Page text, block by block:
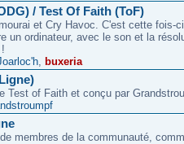
/ Test Of Faith (ToF)
et Cry Havoc. C'est cette fois-
un ordinateur, avec le son et la
, buxeria
Test of Faith et conçu par
membres de la communauté,